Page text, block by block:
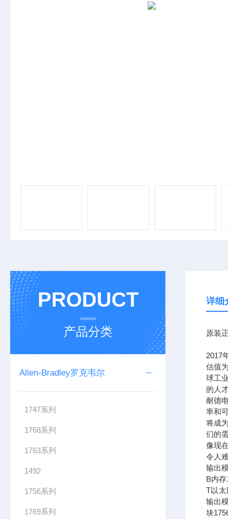
PRODUCT
产品分类
Allen-Bradley罗克韦尔
1747系列
1768系列
1763系列
1492
1756系列
1769系列
详细
原装
2017
估值
球工
的人
耐德
率和
将成
们的
像现
令人
输出
B内
T以太
输出
块